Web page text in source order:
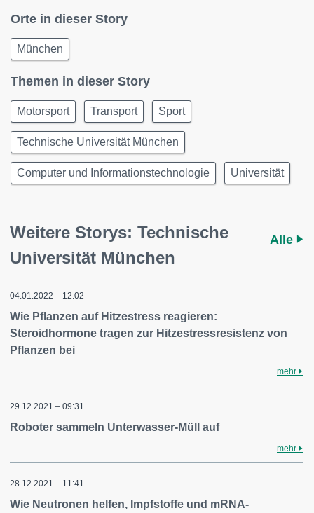
Orte in dieser Story
München
Themen in dieser Story
Motorsport Transport Sport
Technische Universität München
Computer und Informationstechnologie Universität
Weitere Storys: Technische
Universität München
Alle
04.01.2022 – 12:02
Wie Pflanzen auf Hitzestress reagieren:
Steroidhormone tragen zur Hitzestressresistenz von
Pflanzen bei
mehr
29.12.2021 – 09:31
Roboter sammeln Unterwasser-Müll auf
mehr
28.12.2021 – 11:41
Wie Neutronen helfen, Impfstoffe und mRNA-